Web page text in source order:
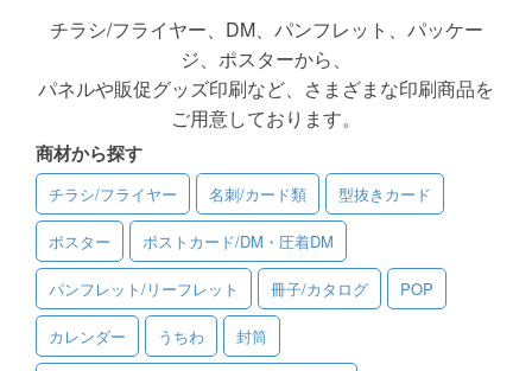
フルデザイン
データ修正
写真からイラスト作成
デザイン制作例
ご利用料金
ご利用ガイド
ご利用の流れ
チラシ/フライヤー、DM、パンフレット、パッケー
ジ、ポスターから、
パネルや販促グッズ印刷など、さまざまな印刷商品を
ご用意しております。
商材から探す
チラシ/フライヤー 名刺/カード類 型抜きカード
ポスター ポストカード/DM・圧着DM
パンフレット/リーフレット 冊子/カタログ POP
カレンダー うちわ 封筒